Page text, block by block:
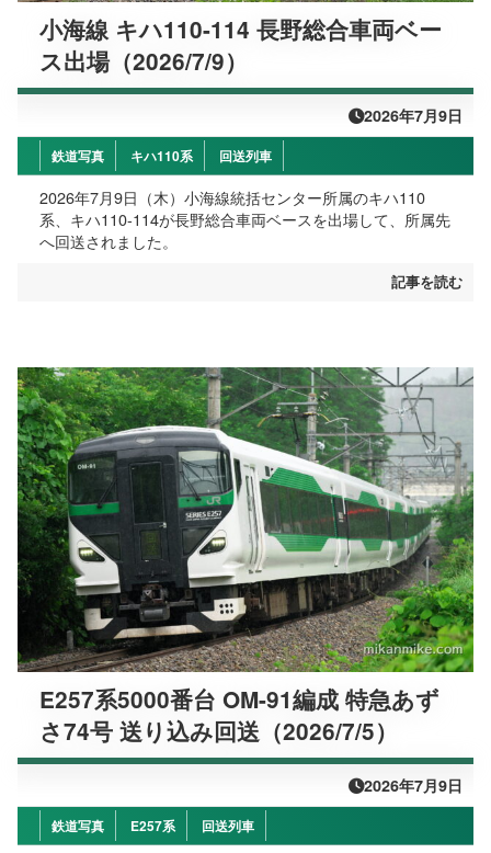
小海線 キハ110-114 長野総合車両ベー
ス出場（2026/7/9）
2026年7月9日
鉄道写真 キハ110系 回送列車
2026年7月9日（木）小海線統括センター所属のキハ110
系、キハ110-114が長野総合車両ベースを出場して、所属先
へ回送されました。
記事を読む
E257系5000番台 OM-91編成 特急あず
さ74号 送り込み回送（2026/7/5）
2026年7月9日
鉄道写真 E257系 回送列車